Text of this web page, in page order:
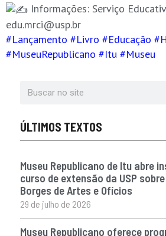
Informações: Serviço
edu.mrci@usp.br
#Lançamento #Livro #Educação
#MuseuRepublicano #Itu #Museu
ÚLTIMOS TEXTOS
Museu Republicano de Itu abre
curso de extensão da USP
Borges de Artes e Ofícios
29 de julho de 2026
Museu Republicano oferece